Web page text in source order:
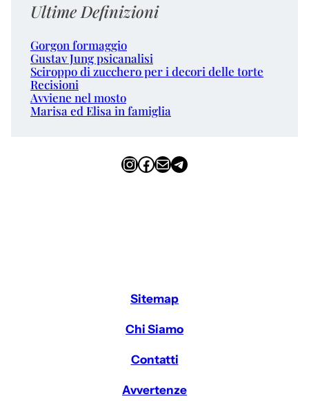
Ultime Definizioni
Gorgon formaggio
Gustav Jung psicanalisi
Sciroppo di zucchero per i decori delle torte
Recisioni
Avviene nel mosto
Marisa ed Elisa in famiglia
InstagramFacebook Email Telegram
Sitemap
Chi Siamo
Contatti
Avvertenze